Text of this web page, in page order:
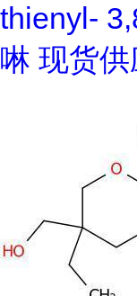
thienyl-
啉 现货供